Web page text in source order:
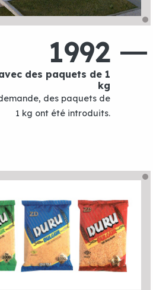
1992
des paquets de 1
kg
des paquets de
1 kg ont été introduits.